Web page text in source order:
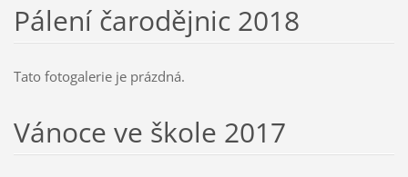
Pálení čarodějnic 2018
Tato fotogalerie je prázdná.
Vánoce ve škole 2017